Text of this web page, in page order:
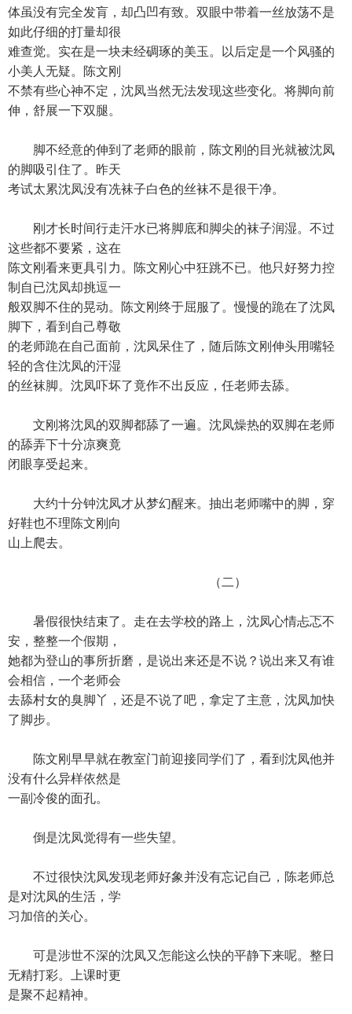
体虽没有完全发肓，却凸凹有致。双眼中带着一丝放荡不是
如此仔细的打量却很
难查觉。实在是一块未经碉琢的美玉。以后定是一个风骚的
小美人无疑。陈文刚
不禁有些心神不定，沈凤当然无法发现这些变化。将脚向前
伸，舒展一下双腿。
脚不经意的伸到了老师的眼前，陈文刚的目光就被沈凤
的脚吸引住了。昨天
考试太累沈凤没有冼袜子白色的丝袜不是很干净。
刚才长时间行走汗水已将脚底和脚尖的袜子润湿。不过
这些都不要紧，这在
陈文刚看来更具引力。陈文刚心中狂跳不已。他只好努力控
制自已沈凤却挑逗一
般双脚不住的晃动。陈文刚终于屈服了。慢慢的跪在了沈凤
脚下，看到自己尊敬
的老师跪在自己面前，沈凤呆住了，随后陈文刚伸头用嘴轻
轻的含住沈凤的汗湿
的丝袜脚。沈凤吓坏了竟作不出反应，任老师去舔。
文刚将沈凤的双脚都舔了一遍。沈凤燥热的双脚在老师
的舔弄下十分凉爽竟
闭眼享受起来。
大约十分钟沈凤才从梦幻醒来。抽出老师嘴中的脚，穿
好鞋也不理陈文刚向
山上爬去。
（二）
暑假很快结束了。走在去学校的路上，沈凤心情忐忑不
安，整整一个假期，
她都为登山的事所折磨，是说出来还是不说？说出来又有谁
会相信，一个老师会
去舔村女的臭脚丫，还是不说了吧，拿定了主意，沈凤加快
了脚步。
陈文刚早早就在教室门前迎接同学们了，看到沈凤他并
没有什么异样依然是
一副冷俊的面孔。
倒是沈凤觉得有一些失望。
不过很快沈凤发现老师好象并没有忘记自己，陈老师总
是对沈凤的生活，学
习加倍的关心。
可是涉世不深的沈凤又怎能这么快的平静下来呢。整日
无精打彩。上课时更
是聚不起精神。